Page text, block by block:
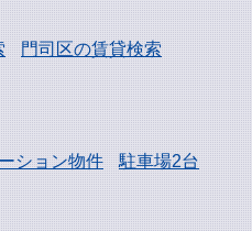
門司区の賃貸検索
ション物件
駐車場2台